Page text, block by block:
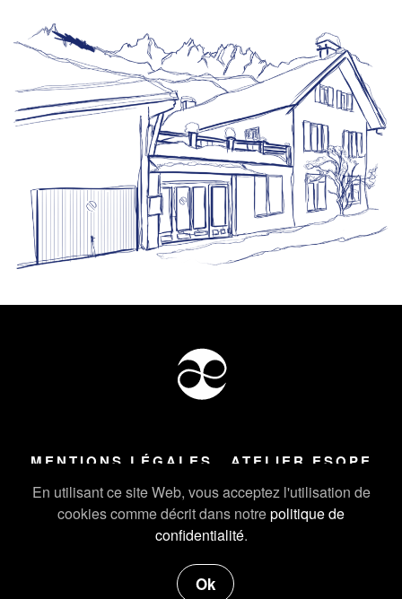
En utilisant ce site Web, vous acceptez l'utilisation de
cookies comme décrit dans notrepolitique de
confidentialité.
Ok
MENTIONS LÉGALES ATELIER ESOPE